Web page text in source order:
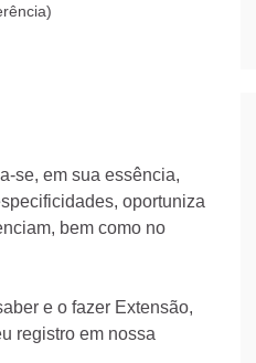
se, em sua essência,
oportuniza
bem como no
e o fazer Extensão,
registro em nossa